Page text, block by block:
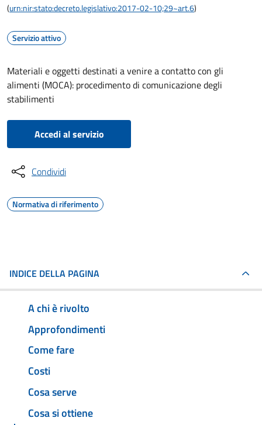
(urn:nir:stato:decreto.legislativo:2017-02-10;29~art.6)
Servizio attivo
Materiali e oggetti destinati a venire a contatto con gli
alimenti (MOCA): procedimento di comunicazione degli
stabilimenti
Accedi al servizio
Condividi
Normativa di riferimento
INDICE DELLA PAGINA
A chi è rivolto
Approfondimenti
Come fare
Costi
Cosa serve
Cosa si ottiene